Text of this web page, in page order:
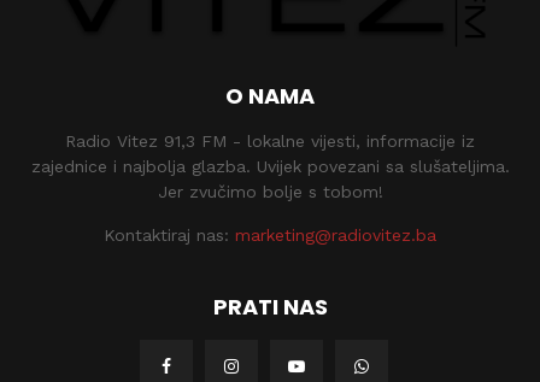
O NAMA
Radio Vitez 91,3 FM - lokalne vijesti, informacije iz
zajednice i najbolja glazba. Uvijek povezani sa slušateljima.
Jer zvučimo bolje s tobom!
Kontaktiraj nas: marketing@radiovitez.ba
PRATI NAS